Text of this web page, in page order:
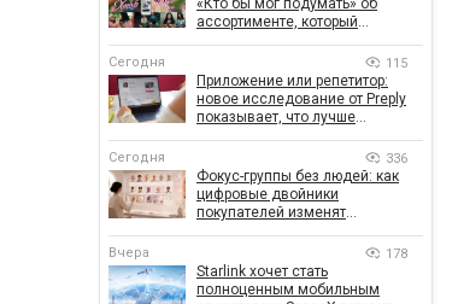
«Кто бы мог подумать» об
ассортименте, который
Сегодня 115
Приложение или репетитор:
новое исследование от Preply
показывает, что лучше
Сегодня 336
Фокус-группы без людей: как
цифровые двойники
покупателей изменят
Вчера 178
Starlink хочет стать
полноценным мобильным